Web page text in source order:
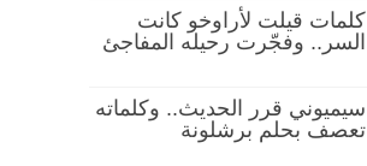
كلمات قيلت لأراوخو كانت
السر.. وفجّرت رحيله المفاجئ
سيميوني قرر الحديث.. وكلماته
تعصف بحلم برشلونة